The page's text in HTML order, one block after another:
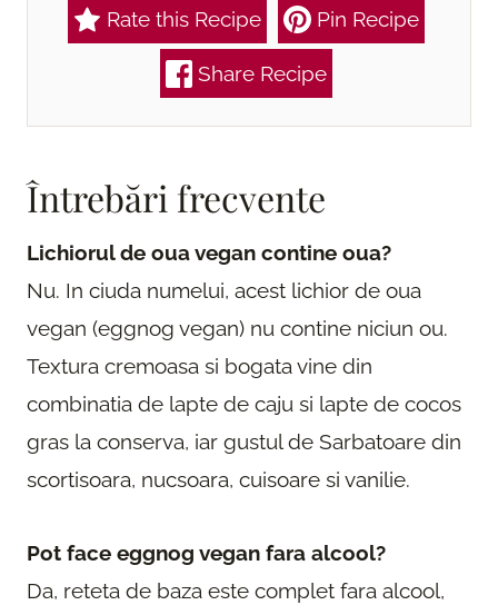
Rate this Recipe
Pin Recipe
Share Recipe
Întrebări frecvente
Lichiorul de oua vegan contine oua?
Nu. In ciuda numelui, acest lichior de oua
vegan (eggnog vegan) nu contine niciun ou.
Textura cremoasa si bogata vine din
combinatia de lapte de caju si lapte de cocos
gras la conserva, iar gustul de Sarbatoare din
scortisoara, nucsoara, cuisoare si vanilie.
Pot face eggnog vegan fara alcool?
Da, reteta de baza este complet fara alcool,